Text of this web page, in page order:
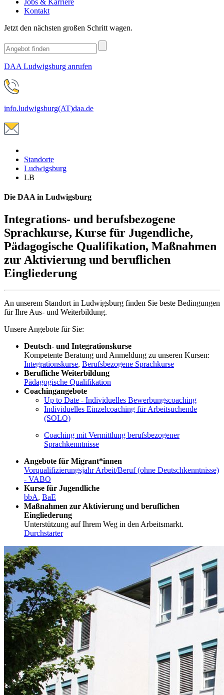
Jobs & Karriere
Kontakt
Jetzt den nächsten großen Schritt wagen.
DAA Ludwigsburg anrufen
info.ludwigsburg(AT)daa.de
Standorte
Ludwigsburg
LB
Die DAA in Ludwigsburg
Integrations- und berufsbezogene
Sprachkurse, Kurse für Jugendliche,
Pädagogische Qualifikation, Maßnahmen
zur Aktivierung und beruflichen
Eingliederung
An unserem Standort in Ludwigsburg finden Sie beste Bedingungen
für Ihre Aus- und Weiterbildung.
Unsere Angebote für Sie:
Deutsch- und Integrationskurse
Kompetente Beratung und Anmeldung zu unseren Kursen:
Integrationskurse, Berufsbezogene Sprachkurse
Berufliche Weiterbildung
Pädagogische Qualifikation
Coachingangebote
Up to Date - Individuelles Bewerbungscoaching
Individuelles Einzelcoaching für Arbeitsuchende
(SOLO)
Coaching mit Vermittlung berufsbezogener
Sprachkenntnisse
Angebote für Migrant*innen
Vorqualifizierungsjahr Arbeit/Beruf (ohne Deutschkenntnisse)
- VABO
Kurse für Jugendliche
bbA, BaE
Maßnahmen zur Aktivierung und beruflichen
Eingliederung
Unterstützung auf Ihrem Weg in den Arbeitsmarkt.
Durchstarter